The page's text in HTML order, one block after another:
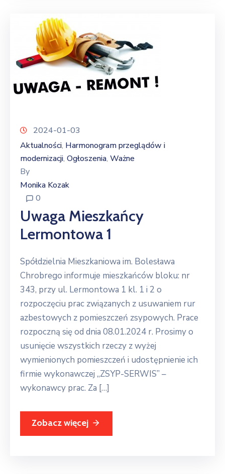
2024-01-03
Aktualności‚ Harmonogram przeglądów i
modernizacji‚ Ogłoszenia‚ Ważne
By
Monika Kozak
0
Uwaga Mieszkańcy
Lermontowa 1
Spółdzielnia Mieszkaniowa im. Bolesława
Chrobrego informuje mieszkańców bloku: nr
343, przy ul. Lermontowa 1 kl. 1 i 2 o
rozpoczęciu prac związanych z usuwaniem rur
azbestowych z pomieszczeń zsypowych. Prace
rozpoczną się od dnia 08.01.2024 r. Prosimy o
usunięcie wszystkich rzeczy z wyżej
wymienionych pomieszczeń i udostępnienie ich
firmie wykonawczej ,,ZSYP-SERWIS” –
wykonawcy prac. Za […]
Zobacz więcej